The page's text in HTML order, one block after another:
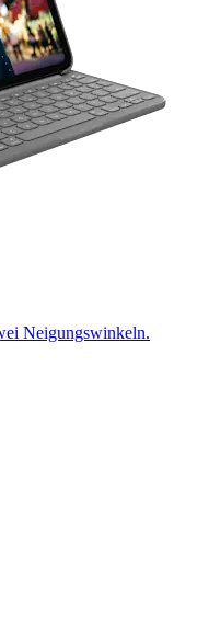
Neigungswinkeln.